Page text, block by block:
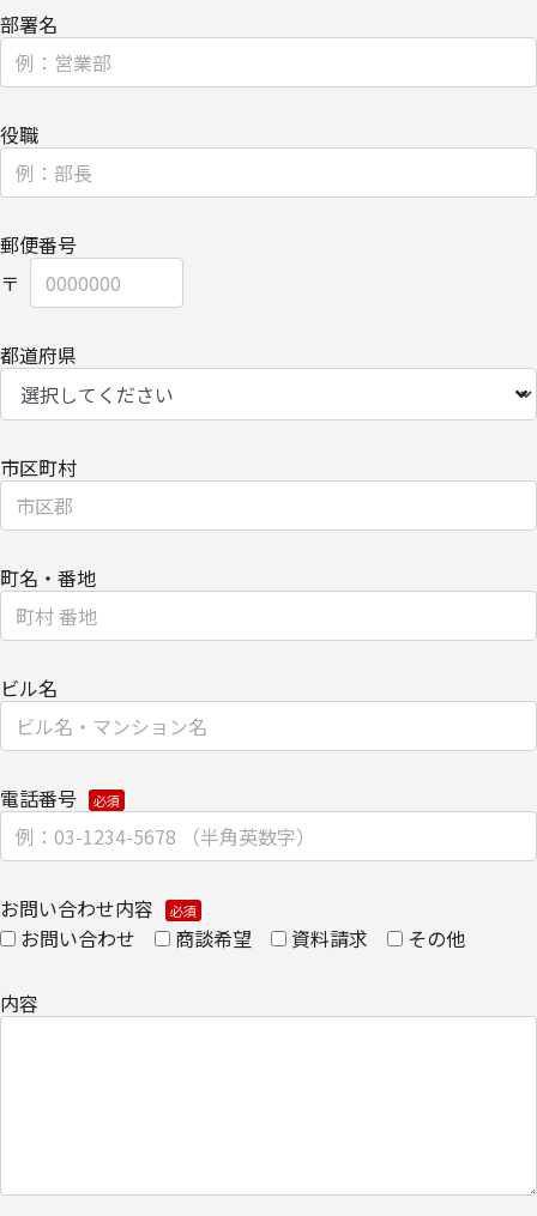
渡しにて提供いたします。
なお、上記利用目的の範囲で利用するにあたり、当社のグループ会
社およびパートナー企業より直接ご連絡させていただく場合があり
【委託先に関して】
当社は、委託業務により個人情報を外部へ預託する場合は、適切な
【情報提供の任意性に関して】
個人情報をご提供いただけない場合は、当社からのお問い合わせ対
ご提供いただきました個人情報の開示/訂正/削除などを希望される
また、お手続きの詳細については、以下をご参照ください。
・個人のお客さまのお手続き方法
このページは通信途上における第三者の不正なアクセスに備えて、
SSL（Secure Sockets Layer）による個人情報の暗号化またはこれ
に準ずるセキュリティ技術を施し、安全性の確保に努めます。
【個人情報保護管理者】
キヤノンITソリューションズ株式会社
コーポレートマーケティング部 部長
【お問い合わせ先】
キヤノンITソリューションズ株式会社
コーポレートマーケティング部
個人情報の取扱全般に関する当社の考え方をご覧になりたい方は、
てをご覧ください。
部署名
役職
郵便番号
都道府県
市区町村
町名・番地
ビル名
電話番号
お問い合わせ内容
お問い合わせ
商談希望 資料請求 その他
内容